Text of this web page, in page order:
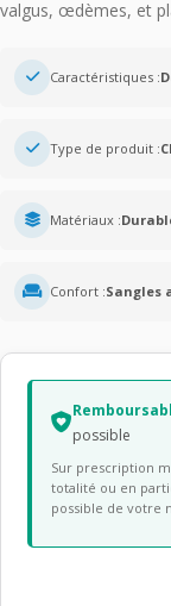
valgus, œdèmes, et
Caractéristiques :
Type de produit :
Matériaux :
Confort :Sangles
possible
Sur prescription
totalité ou en
possible de votre